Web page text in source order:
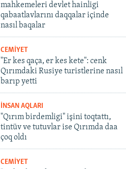
mahkemeleri devlet hainligi
qabaatlavlarını daqqalar içinde
nasıl baqalar
CEMİYET
"Er kes qaça, er kes kete": cenk
Qırımdaki Rusiye turistlerine nasıl
barıp yetti
İNSAN AQLARI
"Qırım birdemligi" işini toqtattı,
tintüv ve tutuvlar ise Qırımda daa
çoq oldı
CEMİYET